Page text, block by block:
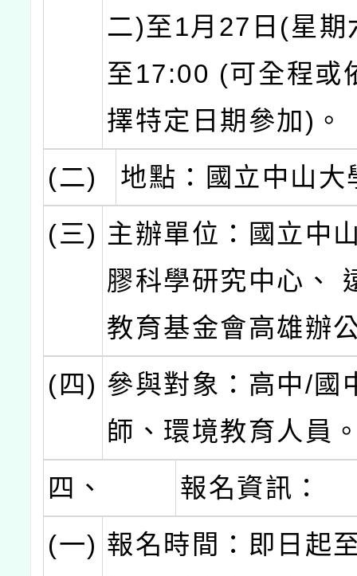
二)至1月27日(星
至17:00 (可全程或
擇特定日期參加)。
(二)
地點：國立中山大
(三) 主辦單位：國立中
膠科學研究中心、
教育基金會高雄辦
(四) 參與對象：高中/國
師、環境教育人員
四、
報名資訊：
(一) 報名時間：即日起